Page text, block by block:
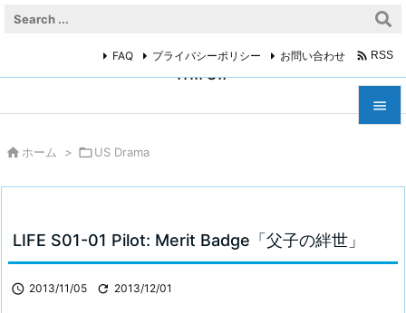
miroir


FAQ プライバシーポリシー お問い合わせ  RSS
 ホーム > US Drama
LIFE S01-01 Pilot: Merit Badge「父子の絆世」
 2013/11/05  2013/12/01